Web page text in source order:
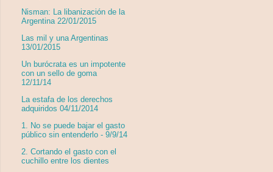
Nisman: La libanización de la
Argentina 22/01/2015
Las mil y una Argentinas
13/01/2015
Un burócrata es un impotente
con un sello de goma
12/11/14
La estafa de los derechos
adquiridos 04/11/2014
1. No se puede bajar el gasto
público sin entenderlo - 9/9/14
2. Cortando el gasto con el
cuchillo entre los dientes